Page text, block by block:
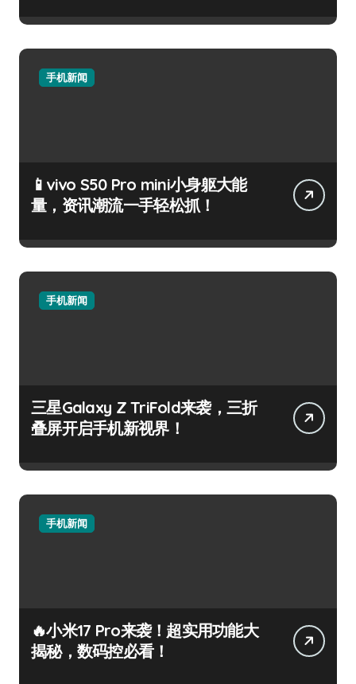
手机新闻
📱vivo S50 Pro mini小身躯大能
量，资讯潮流一手轻松抓！
手机新闻
三星Galaxy Z TriFold来袭，三折
叠屏开启手机新视界！
手机新闻
🔥小米17 Pro来袭！超实用功能大
揭秘，数码控必看！